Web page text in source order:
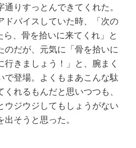
通りすっとんできてくれた。
ドバイスしていた時、「次の
、骨を拾いに来てくれ」と
のだが、元気に「骨を拾いに
行きましょう！」と、腕まく
で登場。よくもまあこんな駄
れるもんだと思いつつも、
ウジウジしてもしょうがない
そうと思った。